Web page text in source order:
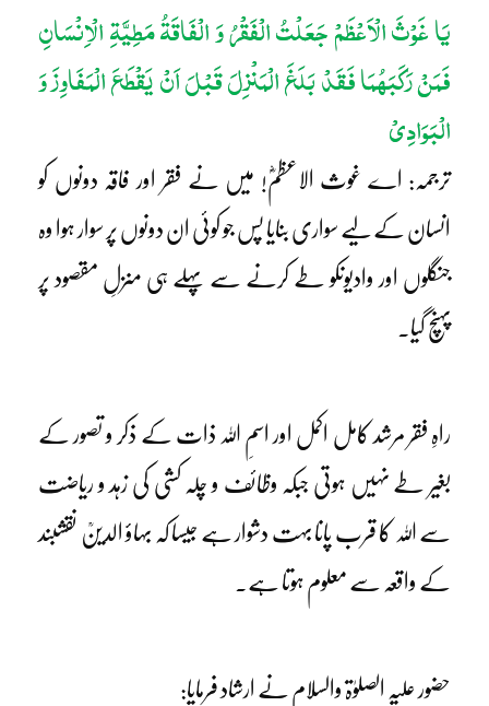
یَا غَوْثَ الْاَعْظَمْ جَعَلْتُ الْفَقْرُ وَ الْفَاقَۃُ مَطِیَّۃِ الْاِنْسَانِ
فَمَنْ رَکَبَھُمَا فَقَدْ بَلَغَ الْمَنْزِلَ قَبْلَ اَنْ یَقْطَعَ الْمَفَاوِزَ وَ
الْبَوَادِیْ
ترجمہ: اے غوث الاعظمؓ! میں نے فقر اور فاقہ دونوں کو
انسان کے لیے سواری بنایا پس جو کوئی ان دونوں پر سوار ہوا وہ
جنگلوں اور وادیوںکو طے کرنے سے پہلے ہی منزلِ مقصود پر
پہنچ گیا۔
راہِ فقر مرشد کامل اکمل اور اسمِ اللہ ذات کے ذکر و تصور کے
بغیر طے نہیں ہوتی جبکہ وظائف و چلہ کشی کی زہد و ریاضت
سے اللہ کا قرب پانا بہت دشوار ہے جیسا کہ بہاؤ الدینؒ نقشبند
کے واقعہ سے معلوم ہوتا ہے۔
حضور علیہ الصلوٰۃ والسلام نے ارشاد فرمایا: